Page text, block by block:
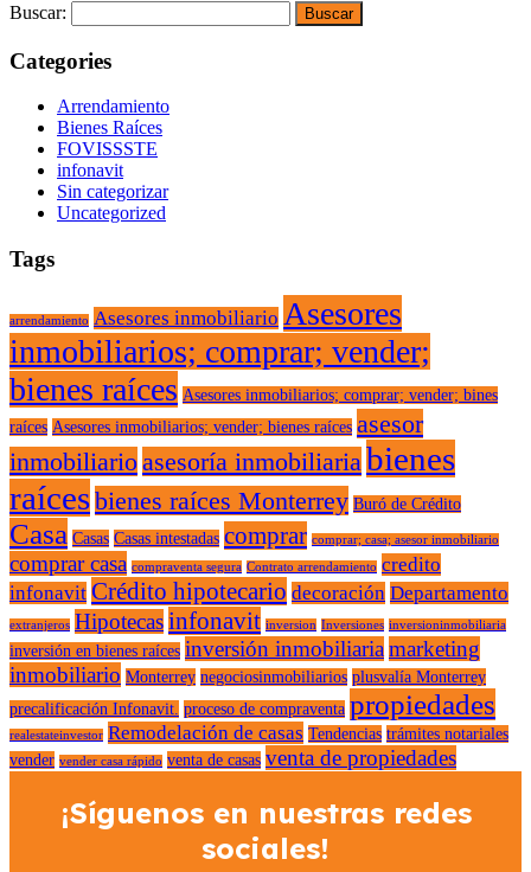
Buscar:
Categories
Arrendamiento
Bienes Raíces
FOVISSSTE
infonavit
Sin categorizar
Uncategorized
Tags
arrendamiento Asesores inmobiliario Asesores
inmobiliarios; comprar; vender;
bienes raíces Asesores inmobiliarios; comprar; vender; bines
raíces Asesores inmobiliarios; vender; bienes raíces asesor
inmobiliarioasesoría inmobiliaria bienes
raícesbienes raíces Monterrey Buró de Crédito
Casa Casas Casas intestadas comprar comprar; casa; asesor inmobiliario
comprar casa compraventa segura Contrato arrendamiento credito
infonavit Crédito hipotecario decoración Departamento
extranjeros Hipotecasinfonavit inversion Inversiones inversioninmobiliaria
inversión en bienes raíces inversión inmobiliaria marketing
inmobiliario Monterrey negociosinmobiliarios plusvalía Monterrey
precalificación Infonavit. proceso de compraventa propiedades
realestateinvestor Remodelación de casas Tendencias trámites notariales
vender vender casa rápido venta de casas venta de propiedades
¡Síguenos en nuestras redes
sociales!